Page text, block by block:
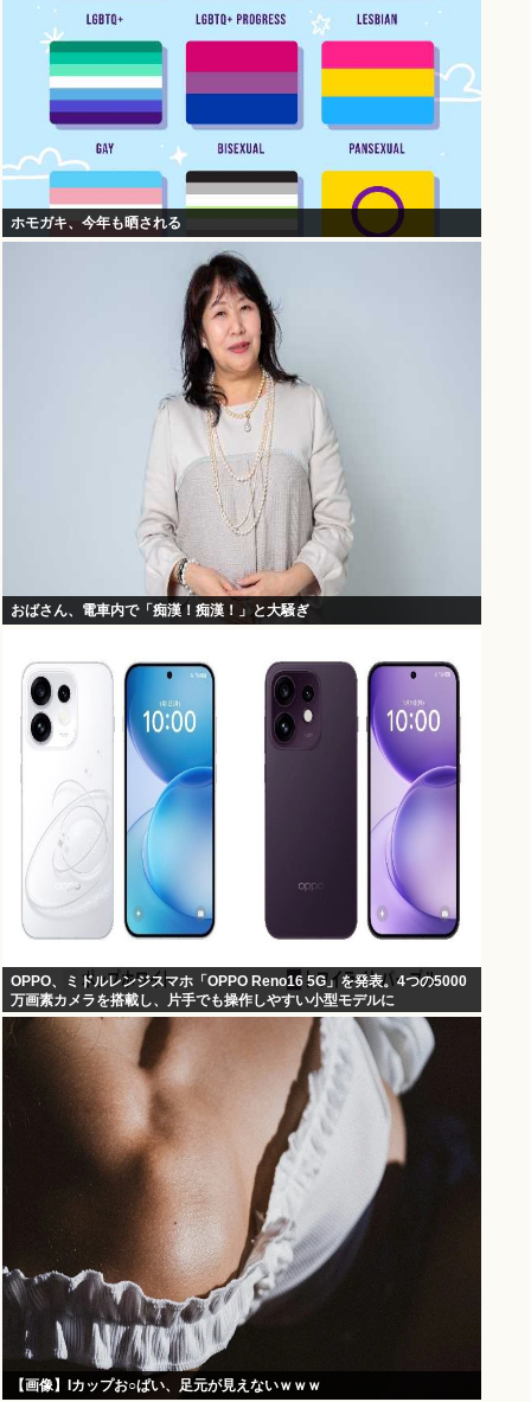
ホモガキ、今年も晒される
おばさん、電車内で「痴漢！痴漢！」と大騒ぎ
OPPO、ミドルレンジスマホ「OPPO Reno16 5G」を発表。4つの5000
万画素カメラを搭載し、片手でも操作しやすい小型モデルに
【画像】Iカップお○ぱい、足元が見えないｗｗｗ